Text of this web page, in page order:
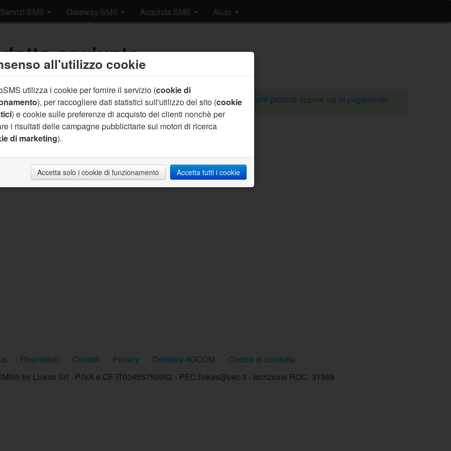
Servizi SMS Gateway SMS Acquista SMS Aiuto
all'utilizzo cookie
utilizza i cookie per fornire il servizio (cookie di
), per raccogliere dati statistici sull'utilizzo del sito (cookie
) e cookie sulle preferenze di acquisto dei clienti nonchè per
i risultati delle campagne pubblicitarie sui motori di ricerca
di marketing).
Accetta solo i cookie di funzionamento Accetta tutti i cookie
aggiunto.
aggiunto un prodotto al tuo carrello.clicca qui per comprare altri prodotti oppure vai al pagamento
Rivenditori Contatti Privacy Delibera AGCOM
Codice di condotta
by Linkas Srl - P.IVA e CF IT03455750962 - PEC:linkas@pec.it - Iscrizione ROC: 31988